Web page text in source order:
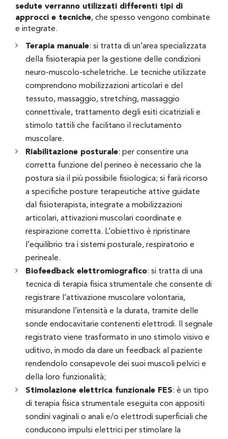
sedute verranno utilizzati differenti tipi di
approcci e tecniche, che spesso vengono combinate
e integrate.
Terapia manuale: si tratta di un’area specializzata
della fisioterapia per la gestione delle condizioni
neuro-muscolo-scheletriche. Le tecniche utilizzate
comprendono mobilizzazioni articolari e del
tessuto, massaggio, stretching, massaggio
connettivale, trattamento degli esiti cicatriziali e
stimolo tattili che facilitano il reclutamento
muscolare.
Riabilitazione posturale: per consentire una
corretta funzione del perineo è necessario che la
postura sia il più possibile fisiologica; si farà ricorso
a specifiche posture terapeutiche attive guidate
dal fisioterapista, integrate a mobilizzazioni
articolari, attivazioni muscolari coordinate e
respirazione corretta. L’obiettivo è ripristinare
l’equilibrio tra i sistemi posturale, respiratorio e
perineale.
Biofeedback elettromiografico: si tratta di una
tecnica di terapia fisica strumentale che consente di
registrare l’attivazione muscolare volontaria,
misurandone l’intensità e la durata, tramite delle
sonde endocavitarie contenenti elettrodi. Il segnale
registrato viene trasformato in uno stimolo visivo e
uditivo, in modo da dare un feedback al paziente
rendendolo consapevole dei suoi muscoli pelvici e
della loro funzionalità;
Stimolazione elettrica funzionale FES: è un tipo
di terapia fisica strumentale eseguita con appositi
sondini vaginali o anali e/o elettrodi superficiali che
conducono impulsi elettrici per stimolare la